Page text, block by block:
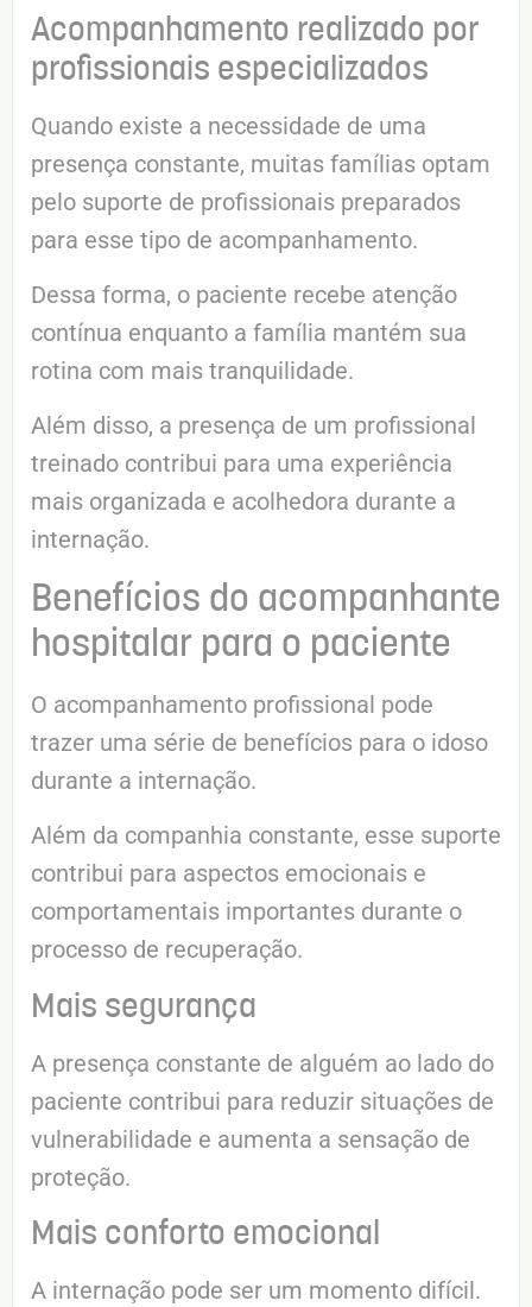
Acompanhamento realizado por
profissionais especializados
Quando existe a necessidade de uma
presença constante, muitas famílias optam
pelo suporte de profissionais preparados
para esse tipo de acompanhamento.
Dessa forma, o paciente recebe atenção
contínua enquanto a família mantém sua
rotina com mais tranquilidade.
Além disso, a presença de um profissional
treinado contribui para uma experiência
mais organizada e acolhedora durante a
internação.
Benefícios do acompanhante
hospitalar para o paciente
O acompanhamento profissional pode
trazer uma série de benefícios para o idoso
durante a internação.
Além da companhia constante, esse suporte
contribui para aspectos emocionais e
comportamentais importantes durante o
processo de recuperação.
Mais segurança
A presença constante de alguém ao lado do
paciente contribui para reduzir situações de
vulnerabilidade e aumenta a sensação de
proteção.
Mais conforto emocional
A internação pode ser um momento difícil.